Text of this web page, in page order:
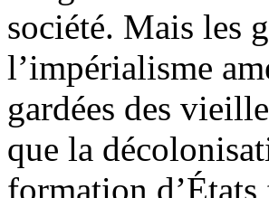
société. Mais les
l’impérialisme
gardées des
que la
formation